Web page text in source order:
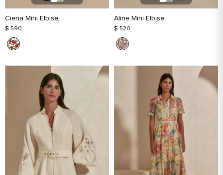
Ciena Mini Elbise
$ 590
Aline Mini Elbise
$ 520